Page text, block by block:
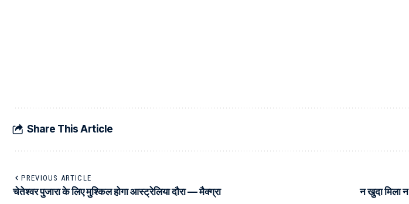
Share This Article
PREVIOUS ARTICLE
चेतेश्वर पुजारा के लिए मुश्किल होगा आस्ट्रेलिया दौरा — मैक्ग्रा न खुदा मिला